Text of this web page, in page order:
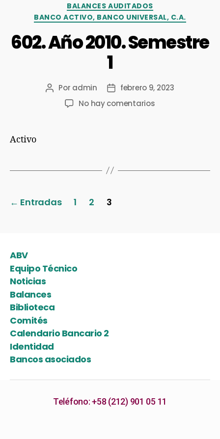
BALANCES AUDITADOS
BANCO ACTIVO, BANCO UNIVERSAL, C.A.
602. Año 2010. Semestre
1
Por admin
febrero 9, 2023
No hay comentarios
Activo
← Entradas 1 2 3
ABV
Equipo Técnico
Noticias
Balances
Biblioteca
Comités
Calendario Bancario 2
Identidad
Bancos asociados
Teléfono: +58 (212) 901 05 11